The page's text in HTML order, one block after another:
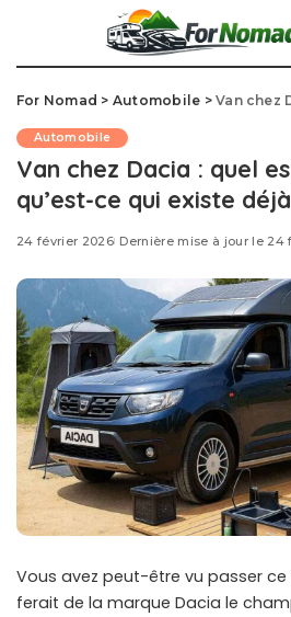
For Nomad > Automobile >Van chez Dacia :
Automobile
Van chez Dacia : quel
qu’est-ce qui existe
24 février 2026 Dernière mise à jour le 24
Vous avez peut-être vu passer ce
ferait de la marque Dacia le